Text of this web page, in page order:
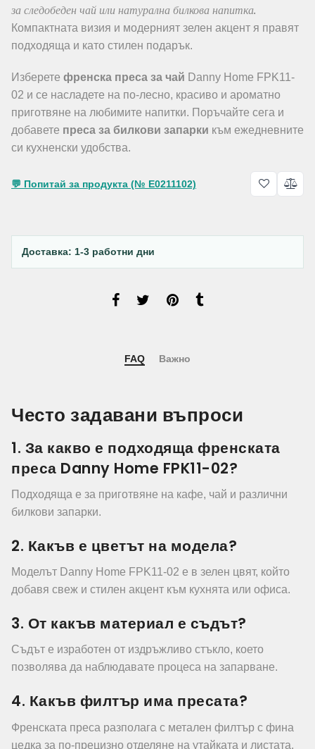
за следобеден чай или натурална билкова напитка.
Компактната визия и модерният зелен акцент я правят
подходяща и като стилен подарък.
Изберете френска преса за чай Danny Home FPK11-
02 и се насладете на по-лесно, красиво и ароматно
приготвяне на любимите напитки. Поръчайте сега и
добавете преса за билкови запарки към ежедневните
си кухненски удобства.
💬 Попитай за продукта (№ E0211102)
Доставка: 1-3 работни дни
FAQ Важно
Често задавани въпроси
1. За какво е подходяща френската
преса Danny Home FPK11-02?
Подходяща е за приготвяне на кафе, чай и различни
билкови запарки.
2. Какъв е цветът на модела?
Моделът Danny Home FPK11-02 е в зелен цвят, който
добавя свеж и стилен акцент към кухнята или офиса.
3. От какъв материал е съдът?
Съдът е изработен от издръжливо стъкло, което
позволява да наблюдавате процеса на запарване.
4. Какъв филтър има пресата?
Френската преса разполага с метален филтър с фина
цедка за по-прецизно отделяне на утайката и листата.